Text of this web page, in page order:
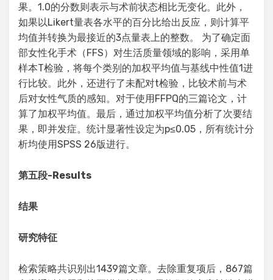
果。1.0的分数则表示与术前状态相比无变化。此外，
如果以Likert量表各水平的百分比给出反应，则计算平
均值并转换为最接近的3点量表上的整数。 为了确定面
部女性化手术（FFS）对生活质量领域的影响，采用单
样本T检验，将每个类别的加权平均值与基线中性值1进
行比较。此外，还进行了未配对t检验，比较术前与术
后对女性气质的感知。对于使用FFPQ的三篇论文，计
算了加权平均值。最后，通过加权平均值分析了次要结
果，即并发症。统计显著性设定为p≤0.05，所有统计分
析均使用SPSS 26版进行。
第五段-Results
结果
研究特征
检索策略共识别出1439篇文章。去除重复项后，867篇